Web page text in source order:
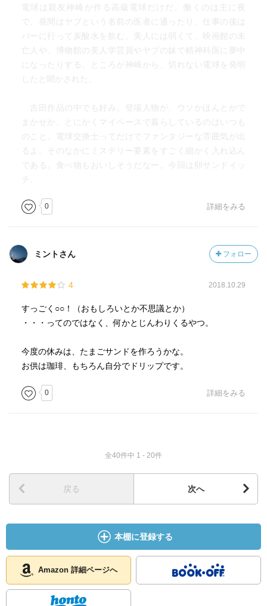
【檜垣宏一／ひがき・こういち】とんでもなく麗しい青
年。マチルダが女装を始めたきっかけ。実家は饅頭屋で生
地がところどころ破れ餡がのぞいている「破れ饅頭」が看
板商品。
【フィラメント】《しかるべきときが来たら、フィラメン
トが痩せ細ってこと切れるのが電球の美徳なのだ。》p.30
郎さんの話を聞けば、いつでもそこへ行けたの。》p.72
【マチルダ】以前は男だったが、今はわからない。通称
「ピンク通り」の花形？
【ママ】なんだか大物っぽい。
【水野五郎／みずの・ごろう】十文字に似ている誰か。
【水野冬美／みずの・ふゆみ】「三ツ星シネマ」の従業
員？ 十文字を「五郎さん」と間違えている。
は自分の内部では「ミス・ミスミ」と呼んでいる。
p.31
入した素晴らしいベッド。
【元木】西園寺のカレー友だち。
【リュウイチ】十文字のニセモノで電球交換でぼったくっ
ているらしい。
【路地】「なんていうか、あのころは路地に色気ってもん
があったわよ」p.157
電球は親友神崎が作る高級電球だけだ。働くのは主に夜
で、昼間はヤブという名前の医者に通ったり、仕事の後は
バーに行って炭酸水を飲む。美人には弱くて、映画館の未
亡人や、博物館の美人学芸員やヤブの妹で精神科医に夢中
になったりする。ところが神崎から、切れない電球を発明
したと聞かされた。
吉田作品の中でも好み。登場人物が、ウソかほんとかで
まかせか、とにかくマイペースで暮らしているのはいつも
のこと。電球交換士ってだけでファンタジーな雰囲気が出
るよ。そのなかにミステリー要素をすごく細かく入れ込ん
である。食べ物もおいしそうだなー。今回は卵サンドイッ
0 詳細をみる
ミントさん フォロー
4 2018.10.29
すっごく○○！（おもしろいとか不思議とか）
・・・ってのではなく、何かとじんわりくるやつ。
今度の休みは、たまごサンドを作ろうかな。
お供は珈琲、もちろん自分でドリップです。
0 詳細をみる
全40件中 1 - 20件
戻る 次へ
本棚に登録する
Amazon 詳細ページへ